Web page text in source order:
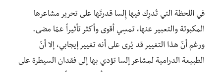
في اللحظة التي تُدرِك فيها إِلسا قدرتَها على تحرير مشاعرها
المكبوتة والتعبير عنها، تمسِي أقوى وأكثر تأثيراً عمّا مضى.
ورغم أنّ هذا التغيير قد يُرى على أنه تغيير إيجابي، إلا أنّ
الطبيعة الدرامية لمشاعر إلسا تؤدي بها إلى فقدان السيطرة على